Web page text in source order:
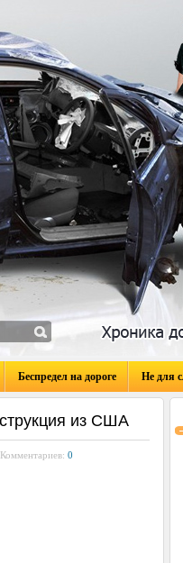
Беспредел на дороге Не для
из США
0